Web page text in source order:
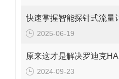
2025-06-19
2024-09-23